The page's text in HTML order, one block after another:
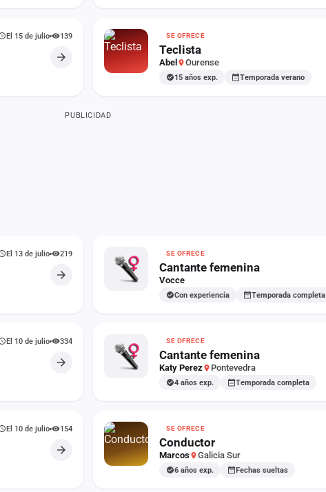
El 15 de julio 139 SE OFRECE
Teclista
Abel Ourense
15 años exp. Temporada verano
PUBLICIDAD
El 13 de julio 219 SE OFRECE
Cantante femenina
Vocce
Con experiencia Temporada completa
El 10 de julio 334 SE OFRECE
Cantante femenina
Katy Perez Pontevedra
4 años exp. Temporada completa
El 10 de julio 154 SE OFRECE
Conductor
Marcos Galicia Sur
6 años exp. Fechas sueltas